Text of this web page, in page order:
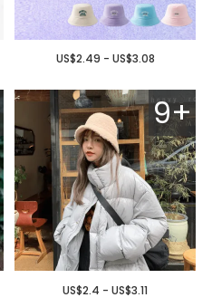
US$2.49 - US$3.08
9+
US$2.4 - US$3.11